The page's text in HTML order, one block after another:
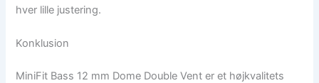
hver lille justering.
Konklusion
MiniFit Bass 12 mm Dome Double Vent er et højkvalitets